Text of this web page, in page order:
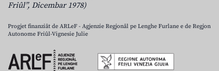
Friûl”, Dicembar 1978)
Progjet finanziât de ARLeF - Agjenzie Regjonâl pe Lenghe Furlane e de Regjon
Autonome Friûl-Vignesie Julie